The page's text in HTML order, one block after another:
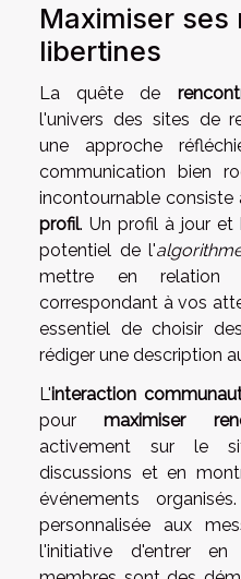
Maximiser
libertines
La quête de
l'univers des sites de
une approche
communication bien
incontournable consiste
profil. Un profil à jour et
potentiel de l'
mettre en relation
correspondant à vos
essentiel de choisir
rédiger une description
L'interaction
pourmaximiser
activement sur le
discussions et en
événements
personnalisée aux
l'initiative d'entrer